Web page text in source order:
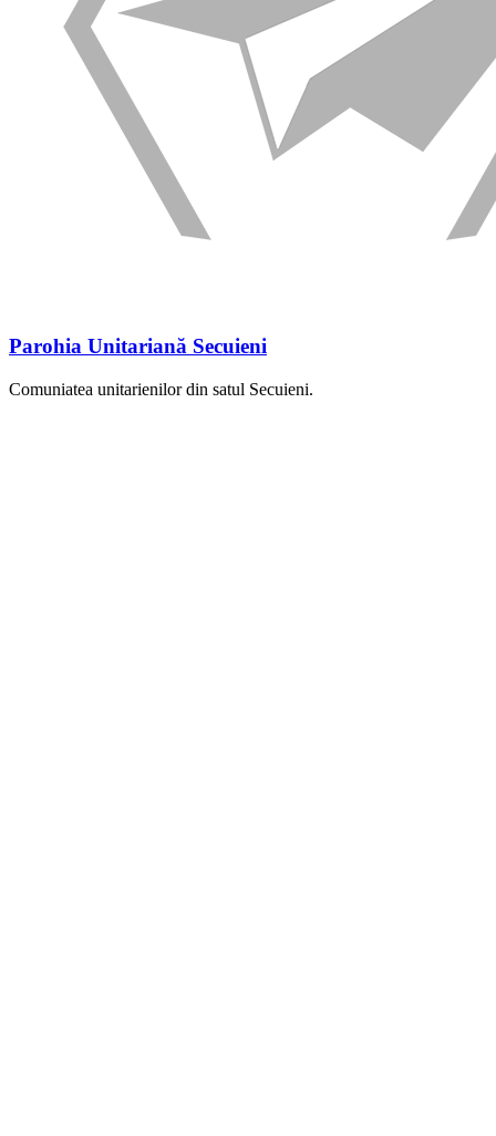
Parohia Unitariană Secuieni
Comuniatea unitarienilor din satul Secuieni.